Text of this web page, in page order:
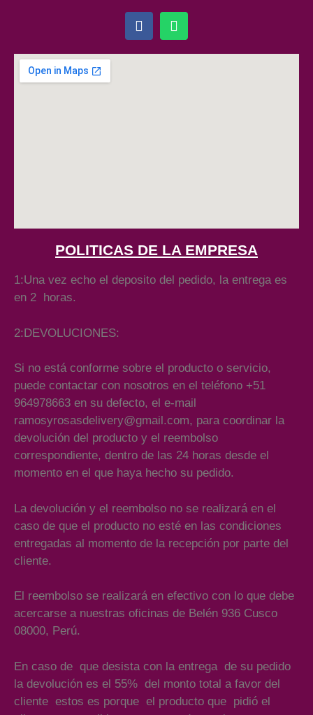
POLITICAS DE LA EMPRESA
1:Una vez echo el deposito del pedido, la entrega es
en 2 horas.
2:DEVOLUCIONES:
Si no está conforme sobre el producto o servicio,
puede contactar con nosotros en el teléfono +51
964978663 en su defecto, el e-mail
ramosyrosasdelivery@gmail.com, para coordinar la
devolución del producto y el reembolso
correspondiente, dentro de las 24 horas desde el
momento en el que haya hecho su pedido.
La devolución y el reembolso no se realizará en el
caso de que el producto no esté en las condiciones
entregadas al momento de la recepción por parte del
cliente.
El reembolso se realizará en efectivo con lo que debe
acercarse a nuestras oficinas de Belén 936 Cusco
08000, Perú.
En caso de que desista con la entrega de su pedido
la devolución es el 55% del monto total a favor del
cliente estos es porque el producto que pidió el